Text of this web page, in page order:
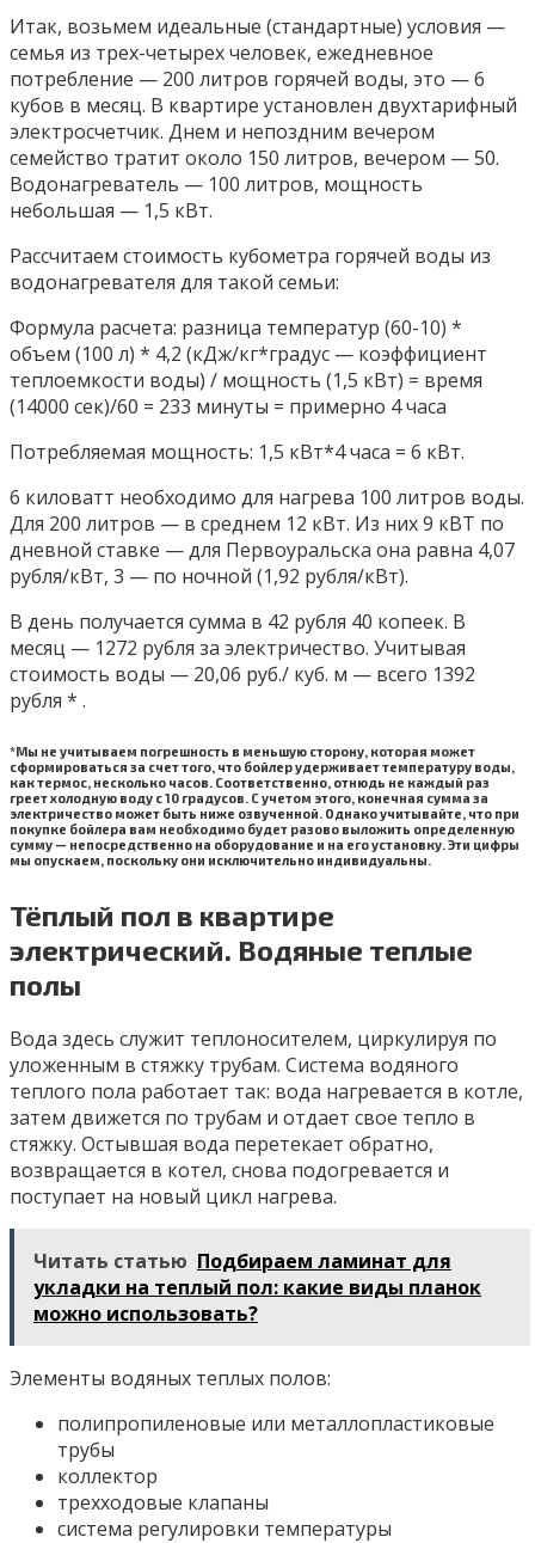
Итак, возьмем идеальные (стандартные) условия —
семья из трех-четырех человек, ежедневное
потребление — 200 литров горячей воды, это — 6
кубов в месяц. В квартире установлен двухтарифный
электросчетчик. Днем и непоздним вечером
семейство тратит около 150 литров, вечером — 50.
Водонагреватель — 100 литров, мощность
небольшая — 1,5 кВт.
Рассчитаем стоимость кубометра горячей воды из
водонагревателя для такой семьи:
Формула расчета: разница температур (60-10) *
объем (100 л) * 4,2 (кДж/кг*градус — коэффициент
теплоемкости воды) / мощность (1,5 кВт) = время
(14000 сек)/60 = 233 минуты = примерно 4 часа
Потребляемая мощность: 1,5 кВт*4 часа = 6 кВт.
6 киловатт необходимо для нагрева 100 литров воды.
Для 200 литров — в среднем 12 кВт. Из них 9 кВТ по
дневной ставке — для Первоуральска она равна 4,07
рубля/кВт, 3 — по ночной (1,92 рубля/кВт).
В день получается сумма в 42 рубля 40 копеек. В
месяц — 1272 рубля за электричество. Учитывая
стоимость воды — 20,06 руб./ куб. м — всего 1392
рубля * .
*Мы не учитываем погрешность в меньшую сторону, которая может
сформироваться за счет того, что бойлер удерживает температуру воды,
как термос, несколько часов. Соответственно, отнюдь не каждый раз
греет холодную воду с 10 градусов. С учетом этого, конечная сумма за
электричество может быть ниже озвученной. Однако учитывайте, что при
покупке бойлера вам необходимо будет разово выложить определенную
сумму — непосредственно на оборудование и на его установку. Эти цифры
мы опускаем, поскольку они исключительно индивидуальны.
Тёплый пол в квартире
электрический. Водяные теплые
полы
Вода здесь служит теплоносителем, циркулируя по
уложенным в стяжку трубам. Система водяного
теплого пола работает так: вода нагревается в котле,
затем движется по трубам и отдает свое тепло в
стяжку. Остывшая вода перетекает обратно,
возвращается в котел, снова подогревается и
поступает на новый цикл нагрева.
Читать статью Подбираем ламинат для
укладки на теплый пол: какие виды планок
можно использовать?
Элементы водяных теплых полов:
полипропиленовые или металлопластиковые
трубы
коллектор
трехходовые клапаны
система регулировки температуры